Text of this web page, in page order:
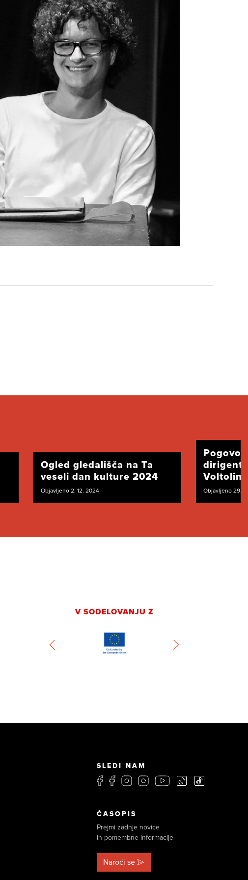
Ogled gledališča na Ta
veseli dan kulture 2024
Objavljeno 2. 12. 2024 Objavljeno 29.
V SODELOVANJU Z
SLEDI NAM
ČASOPIS
Prejmi zadnje novice
in pomembne informacije
Naroči se